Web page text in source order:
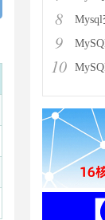
8
9
10